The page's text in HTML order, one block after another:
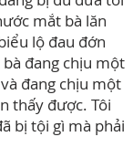
mắt bà lăn
lộ đau đớn
đang chịu một
đang chịu một
thấy được. Tôi
bị tội gì mà phải